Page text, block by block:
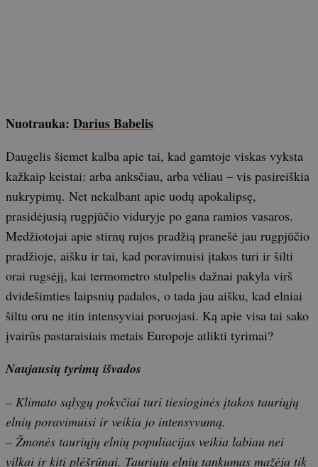
Nuotrauka: Darius Babelis
Daugelis šiemet kalba apie tai, kad gamtoje viskas vyksta
kažkaip keistai: arba anksčiau, arba vėliau – vis pasireiškia
nukrypimų. Net nekalbant apie uodų apokalipsę,
prasidėjusią rugpjūčio viduryje po gana ramios vasaros.
Medžiotojai apie stirnų rujos pradžią pranešė jau rugpjūčio
pradžioje, aišku ir tai, kad poravimuisi įtakos turi ir šilti
orai rugsėjį, kai termometro stulpelis dažnai pakyla virš
dvidešimties laipsnių padalos, o tada jau aišku, kad elniai
šiltu oru ne itin intensyviai poruojasi. Ką apie visa tai sako
įvairūs pastaraisiais metais Europoje atlikti tyrimai?
Naujausių tyrimų išvados
– Klimato sąlygų pokyčiai turi tiesioginės įtakos tauriųjų
elnių poravimuisi ir veikia jo intensyvumą.
– Žmonės tauriųjų elnių populiacijas veikia labiau nei
vilkai ir kiti plėšrūnai. Tauriųjų elnių tankumas mažėja tik